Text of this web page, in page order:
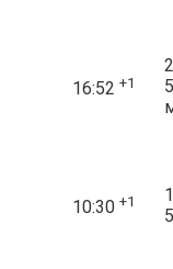
16:52 +1
5
10:30 +1